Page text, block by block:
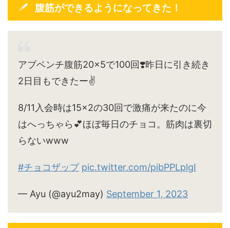
腹筋ができるようになってきた！
アブベンチ腹筋20×5で100回❣️昨日に引き続き
2日目もできたー✌️
8/11入会時は15×2の30回で激痛が来たのに今
はへっちゃら💕ほぼ毎日のチョコ。筋肉は裏切
らないwww
#チョコザップ pic.twitter.com/pibPPLplgI
— Ayu (@ayu2may) September 1, 2023